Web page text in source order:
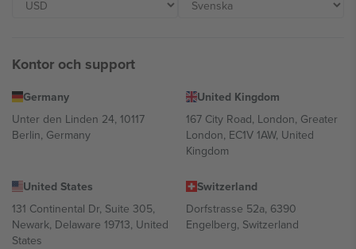
Kontor och support
Germany
Unter den Linden 24, 10117
Berlin, Germany
United Kingdom
167 City Road, London, Greater
London, EC1V 1AW, United
Kingdom
United States
131 Continental Dr, Suite 305,
Newark, Delaware 19713, United
States
Switzerland
Dorfstrasse 52a, 6390
Engelberg, Switzerland